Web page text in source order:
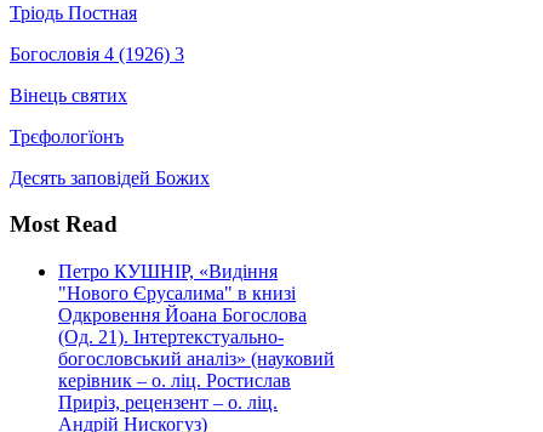
Тріодь Постная
Богословія 4 (1926) 3
Вінець святих
Трєфологїонъ
Десять заповідей Божих
Most Read
Петро КУШНІР, «Видіння
"Нового Єрусалима" в книзі
Одкровення Йоана Богослова
(Од. 21). Інтертекстуально-
богословський аналіз» (науковий
керівник – о. ліц. Ростислав
Приріз, рецензент – о. ліц.
Андрій Нискогуз)